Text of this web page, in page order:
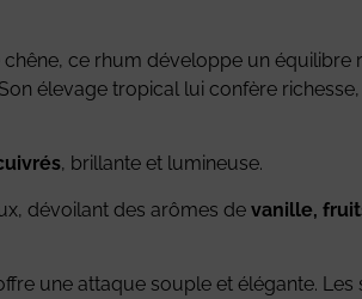
ce rhum développe un
élevage tropical lui confère
, brillante et lumineuse.
dévoilant des arômes de vanille,
une attaque souple et élégante. Les